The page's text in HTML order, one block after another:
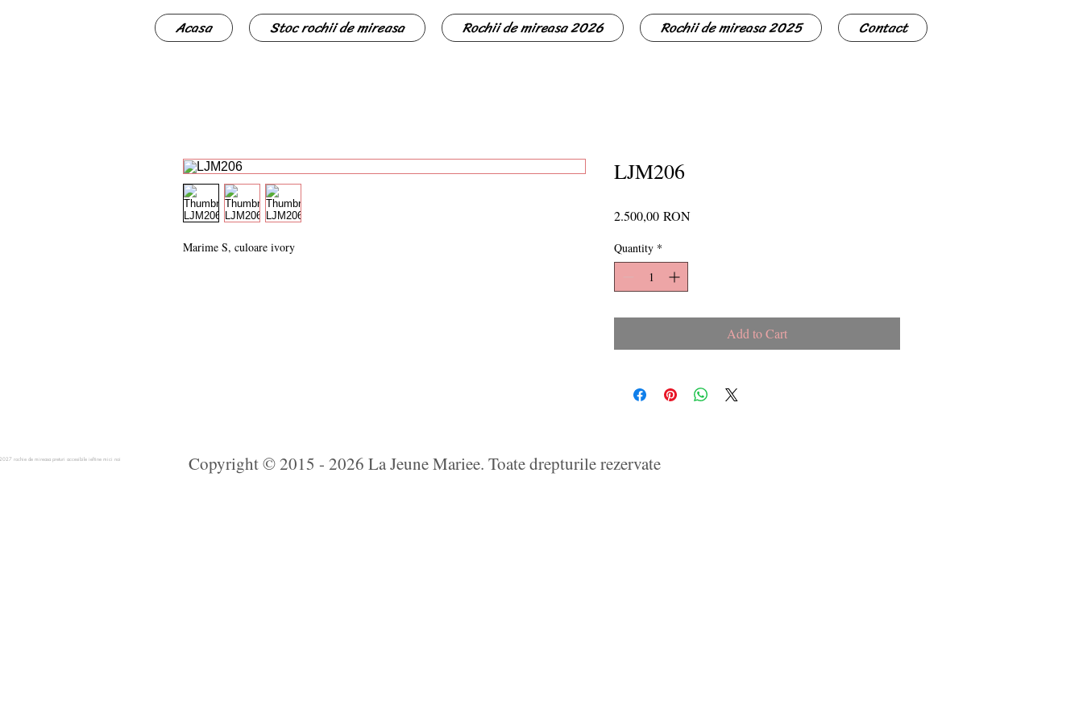
Acasa Stoc rochii de mireasa Rochii de mireasa 2026 Rochii de mireasa 2025 Contact
Marime S, culoare ivory
LJM206
2.500,00 RONPrice
Quantity *
Add to Cart
rochie de mireasa preturi accesibile ieftine mici noi Copyright © 2015 - 2026 La Jeune Mariee. Toate drepturile rezervate